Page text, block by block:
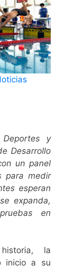
y
Desarrollo
un panel
para medir
esperan
expanda,
en
la
inicio a su